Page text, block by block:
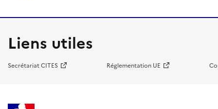
Liens utiles
Secrétariat CITES Réglementation UE